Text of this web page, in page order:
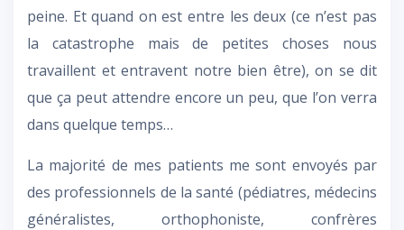
peine. Et quand on est entre les deux (ce n’est pas
la catastrophe mais de petites choses nous
travaillent et entravent notre bien être), on se dit
que ça peut attendre encore un peu, que l’on verra
dans quelque temps…
La majorité de mes patients me sont envoyés par
des professionnels de la santé (pédiatres, médecins
généralistes, orthophoniste, confrères